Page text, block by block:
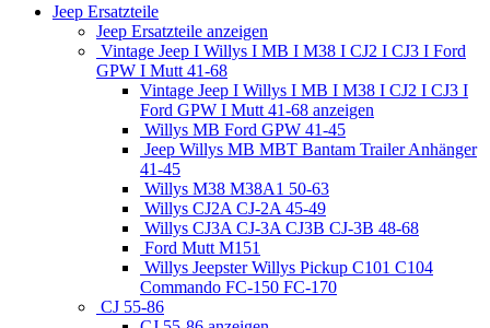
Jeep Ersatzteile
Jeep Ersatzteile anzeigen
Vintage Jeep I Willys I MB I M38 I CJ2 I CJ3 I Ford
GPW I Mutt 41-68
Vintage Jeep I Willys I MB I M38 I CJ2 I CJ3 I
Ford GPW I Mutt 41-68 anzeigen
Willys MB Ford GPW 41-45
Jeep Willys MB MBT Bantam Trailer Anhänger
41-45
Willys M38 M38A1 50-63
Willys CJ2A CJ-2A 45-49
Willys CJ3A CJ-3A CJ3B CJ-3B 48-68
Ford Mutt M151
Willys Jeepster Willys Pickup C101 C104
Commando FC-150 FC-170
CJ 55-86